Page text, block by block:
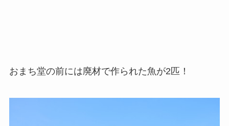
おまち堂の前には廃材で作られた魚が2匹！